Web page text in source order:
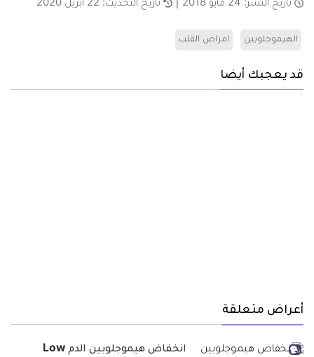
تاريخ النشر: 24 مايو 2018 تاريخ التحديث: 22 أبريل 2020
الهيموجلوبين امراض القلب
قد يعجبك أيضا
أعراض متعلقة
انخفاض هيموجلوبين الدم Low